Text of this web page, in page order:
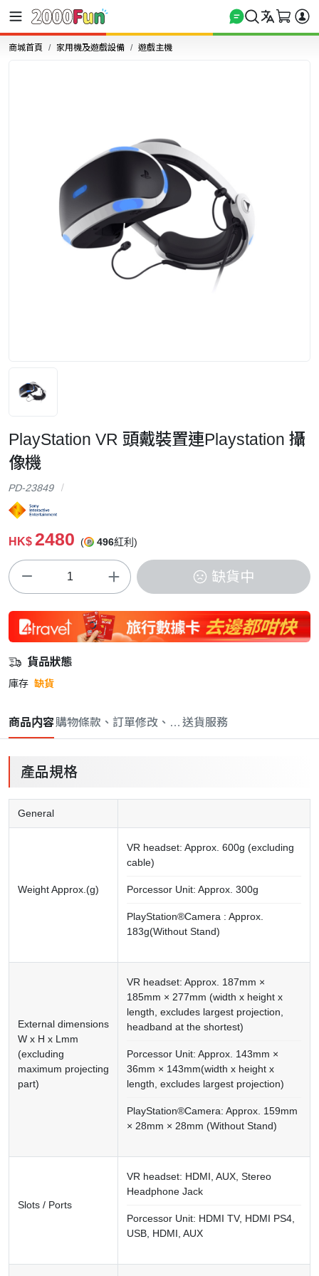
商城首頁 家用機及遊戲設備 遊戲主機
PlayStation VR 頭戴裝置連Playstation 攝
像機
PD-23849
HK$ 2480 ( 496紅利)
缺貨中
貨品狀態
庫存 缺貨
商品内容購物條款、訂單修改、取消與退款政策
送貨服務
產品規格
General
Weight Approx.(g)
VR headset: Approx. 600g (excluding
cable)
Porcessor Unit: Approx. 300g
PlayStation®Camera : Approx.
183g(Without Stand)
External dimensions
W x H x Lmm
(excluding
maximum projecting
part)
VR headset: Approx. 187mm ×
185mm × 277mm (width x height x
length, excludes largest projection,
headband at the shortest)
Porcessor Unit: Approx. 143mm ×
36mm × 143mm(width x height x
length, excludes largest projection)
PlayStation®Camera: Approx. 159mm
× 28mm × 28mm (Without Stand)
Slots / Ports
VR headset: HDMI, AUX, Stereo
Headphone Jack
Porcessor Unit: HDMI TV, HDMI PS4,
USB, HDMI, AUX